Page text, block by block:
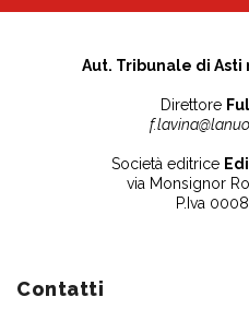
Aut. Tribunale di
Direttore
Società editrice
via Monsignor
P.Iva
Contatti